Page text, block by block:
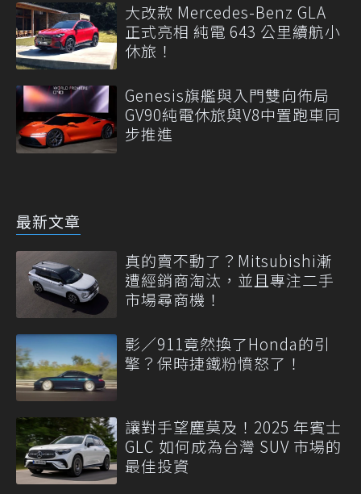
大改款 Mercedes-Benz GLA
正式亮相 純電 643 公里續航小
休旅！
Genesis旗艦與入門雙向佈局
GV90純電休旅與V8中置跑車同
步推進
最新文章
真的賣不動了？Mitsubishi漸
遭經銷商淘汰，並且專注二手
市場尋商機！
影／911竟然換了Honda的引
擎？保時捷鐵粉憤怒了！
讓對手望塵莫及！2025 年賓士
GLC 如何成為台灣 SUV 市場的
最佳投資